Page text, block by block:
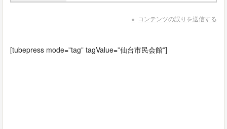
コンテンツの誤りを送信する
[tubepress mode=”tag” tagValue=”仙台市民会館”]